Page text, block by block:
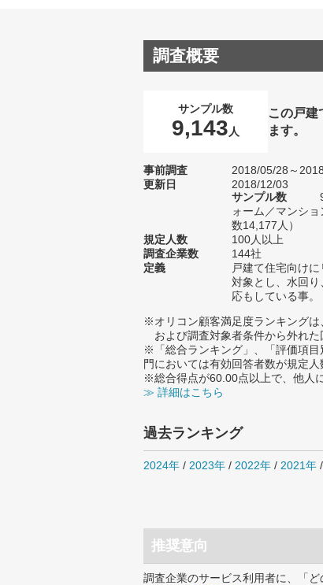
調査概要
サンプル数
9,143 人
この戸建
ます。
事前調査
2018/05/28～
更新日
2018/12/03
サンプル数
ォーム／マンシ
数14,177人）
規定人数
100人以上
調査企業数
144社
定義
戸建て住宅向け
対象とし、水回
応もしている事。
※オリコン顧客満足度ランキングは
および調査対象者条件から外れた
※「総合ランキング」、「評価項
門においては有効回答者数が規定
※総合得点が60.00点以上で、他人
≫ 詳細はこちら
過去ランキング
2024年 / 2023年 / 2022年 / 2021年 /
推奨意向
調査企業のサービス利用者に、「